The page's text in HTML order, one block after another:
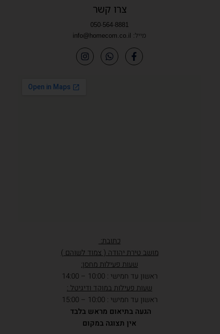
צרו קשר
050-564-8881
מייל: info@homecom.co.il
כתובת:
מושב טירת יהודה ( צמוד לשוהם )
שעות פעילות מחסן:
ראשון עד חמישי : 10:00 – 14:00
שעות פעילות במוקד ודיגיטל :
ראשון עד חמישי : 10:00 – 15:00
הגעה בתיאום מראש בלבד
אין תצוגה במקום